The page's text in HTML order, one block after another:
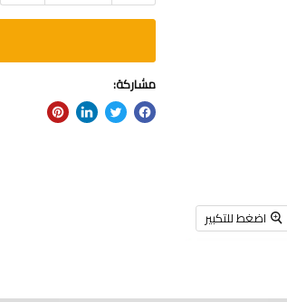
اضغط للتكبير
مشاركة: